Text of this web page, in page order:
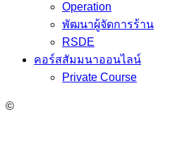
Operation
พัฒนาผู้จัดการร้าน
RSDE
คอร์สสัมมนาออนไลน์
Private Course
©